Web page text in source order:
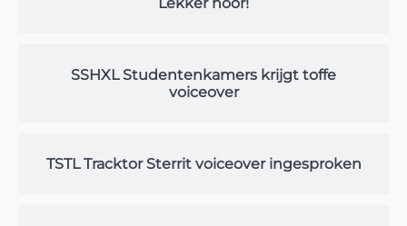
SSHXL Studentenkamers krijgt toffe
voiceover
TSTL Tracktor Sterrit voiceover ingesproken